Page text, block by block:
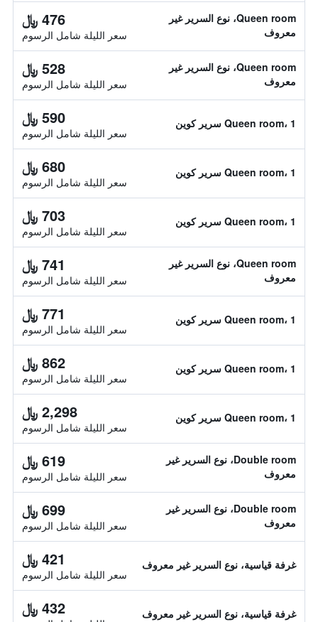
Queen room، نوع السرير غير
معروف
476 ﷼
سعر الليلة شامل الرسوم
Queen room، نوع السرير غير
معروف
528 ﷼
سعر الليلة شامل الرسوم
Queen room، 1 سرير كوين 590 ﷼
سعر الليلة شامل الرسوم
Queen room، 1 سرير كوين 680 ﷼
سعر الليلة شامل الرسوم
Queen room، 1 سرير كوين 703 ﷼
سعر الليلة شامل الرسوم
Queen room، نوع السرير غير
معروف
741 ﷼
سعر الليلة شامل الرسوم
Queen room، 1 سرير كوين 771 ﷼
سعر الليلة شامل الرسوم
Queen room، 1 سرير كوين 862 ﷼
سعر الليلة شامل الرسوم
Queen room، 1 سرير كوين 2,298 ﷼
سعر الليلة شامل الرسوم
Double room، نوع السرير غير
معروف
619 ﷼
سعر الليلة شامل الرسوم
Double room، نوع السرير غير
معروف
699 ﷼
سعر الليلة شامل الرسوم
غرفة قياسية، نوع السرير غير معروف 421 ﷼
سعر الليلة شامل الرسوم
غرفة قياسية، نوع السرير غير معروف 432 ﷼